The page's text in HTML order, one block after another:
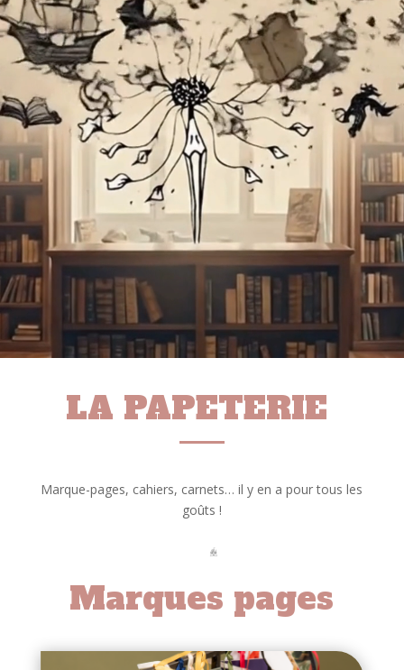
LA PAPETERIE
Marque-pages, cahiers, carnets…il y en a pour tous les
goûts !
Marques pages